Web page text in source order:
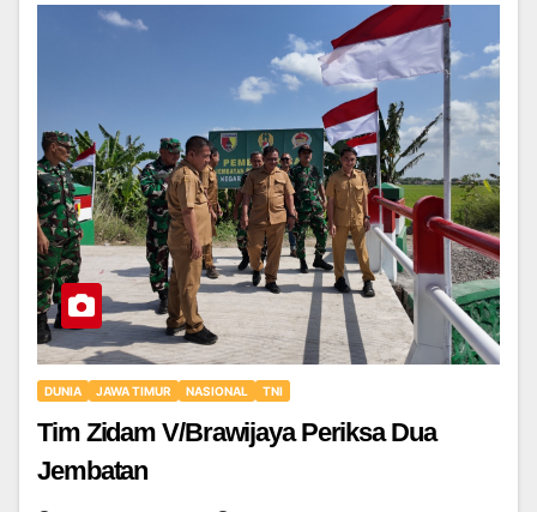
DUNIA JAWA TIMUR NASIONAL TNI
Tim Zidam V/Brawijaya Periksa Dua
Jembatan